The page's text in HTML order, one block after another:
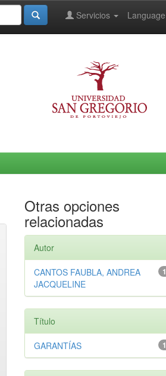
Language
Servicios
Otras opciones
relacionadas
Autor
1
CANTOS FAUBLA, ANDREA
JACQUELINE
Título
1
GARANTÍAS